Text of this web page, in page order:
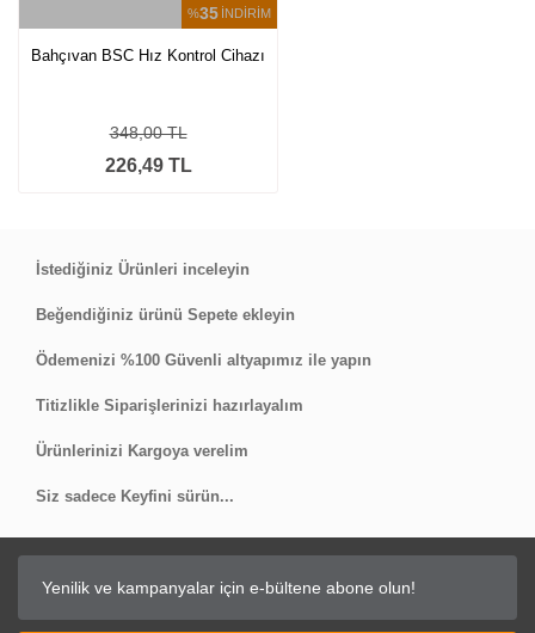
%35 İNDİRİM
Bahçıvan BSC Hız Kontrol Cihazı
226,49 TL
348,00 TL
İstediğiniz Ürünleri inceleyin
Beğendiğiniz ürünü Sepete ekleyin
Ödemenizi %100 Güvenli altyapımız ile yapın
Titizlikle Siparişlerinizi hazırlayalım
Ürünlerinizi Kargoya verelim
Siz sadece Keyfini sürün...